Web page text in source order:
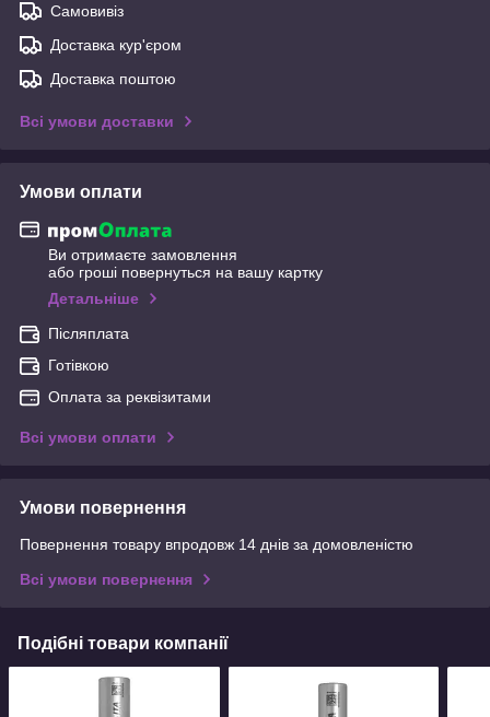
Самовивіз
Доставка кур'єром
Доставка поштою
Всі умови доставки
Умови оплати
Ви отримаєте замовлення
або гроші повернуться на вашу картку
Детальніше
Післяплата
Готівкою
Оплата за реквізитами
Всі умови оплати
Умови повернення
Повернення товару впродовж 14 днів за домовленістю
Всі умови повернення
Подібні товари компанії